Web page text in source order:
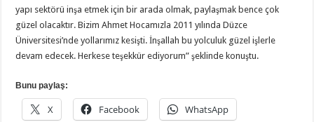
yapı sektörü inşa etmek için bir arada olmak, paylaşmak bence çok
güzel olacaktır. Bizim Ahmet Hocamızla 2011 yılında Düzce
Üniversitesi’nde yollarımız kesişti. İnşallah bu yolculuk güzel işlerle
devam edecek. Herkese teşekkür ediyorum” şeklinde konuştu.
Bunu paylaş:
X Facebook WhatsApp